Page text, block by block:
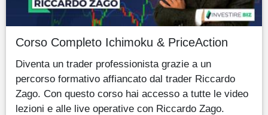
Corso Completo Ichimoku & PriceAction
Diventa un trader professionista grazie a un
percorso formativo affiancato dal trader Riccardo
Zago. Con questo corso hai accesso a tutte le video
lezioni e alle live operative con Riccardo Zago.